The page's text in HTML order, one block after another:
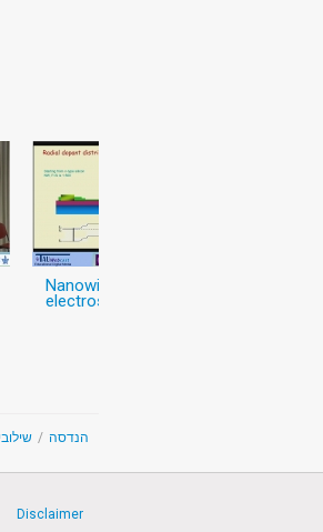
Nanowires go
electrostatic
Engineering - הנדסה /
Disclaimer